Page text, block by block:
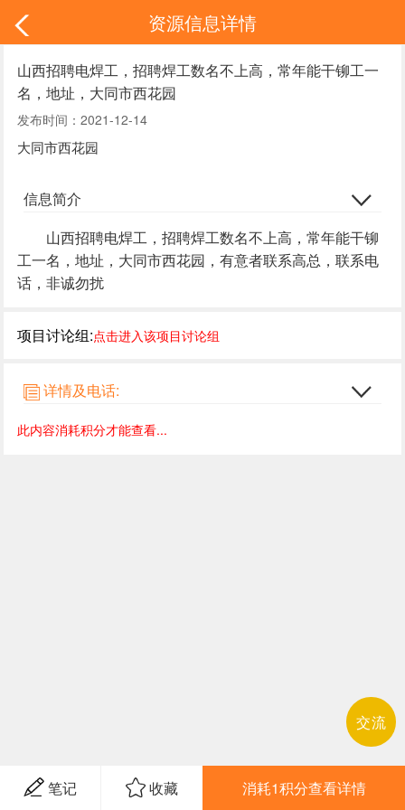
资源信息详情
交流
山西招聘电焊工，招聘焊工数名不上高，常年能干铆工一
名，地址，大同市西花园
发布时间：2021-12-14
大同市西花园
信息简介
山西招聘电焊工，招聘焊工数名不上高，常年能干铆
工一名，地址，大同市西花园，有意者联系高总，联系电
话，非诚勿扰
项目讨论组:点击进入该项目讨论组
详情及电话:
此内容消耗积分才能查看...
笔记 收藏 消耗1积分查看详情